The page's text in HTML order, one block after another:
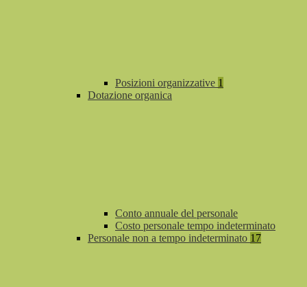
Posizioni organizzative 1
Dotazione organica
Conto annuale del personale
Costo personale tempo indeterminato
Personale non a tempo indeterminato 17